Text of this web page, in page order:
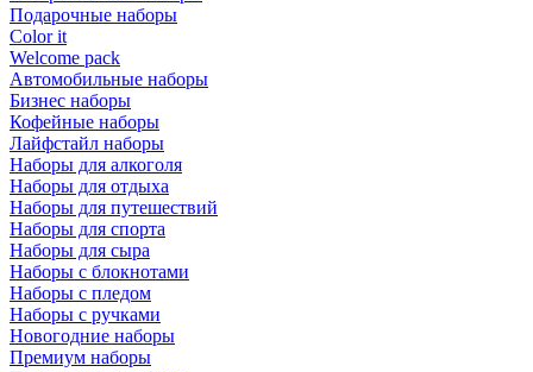
Подарочные наборы
Color it
Welcome pack
Автомобильные наборы
Бизнес наборы
Кофейные наборы
Лайфстайл наборы
Наборы для алкоголя
Наборы для отдыха
Наборы для путешествий
Наборы для спорта
Наборы для сыра
Наборы с блокнотами
Наборы с пледом
Наборы с ручками
Новогодние наборы
Премиум наборы